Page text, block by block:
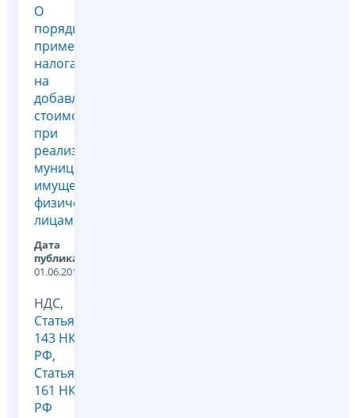
О
порядке
применения
налога
на
добавленную
стоимость
при
реализации
муниципального
имущества
физическим
лицам
Дата
публикации:
01.06.2012
НДС,
Статья
143 НК
РФ,
Статья
161 НК
РФ